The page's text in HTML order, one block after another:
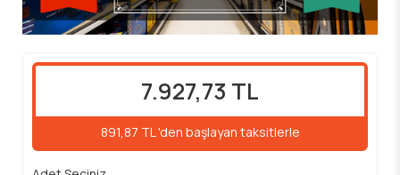
7.927,73 TL
891,87 TL 'den başlayan taksitlerle